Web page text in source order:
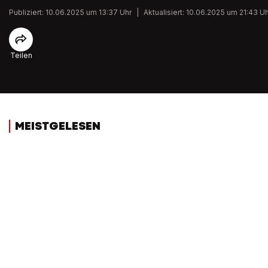
Publiziert: 10.06.2025 um 13:37 Uhr Aktualisiert: 10.06.2025 um 21:43
Teilen
MEISTGELESEN